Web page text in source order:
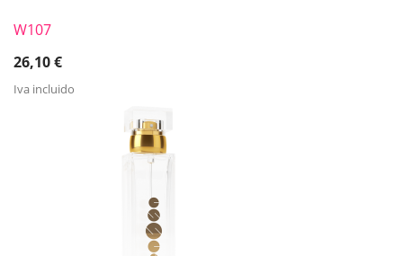
W107
26,10€
Iva incluido